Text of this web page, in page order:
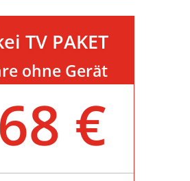
TV PAKET
ohne Gerät
€